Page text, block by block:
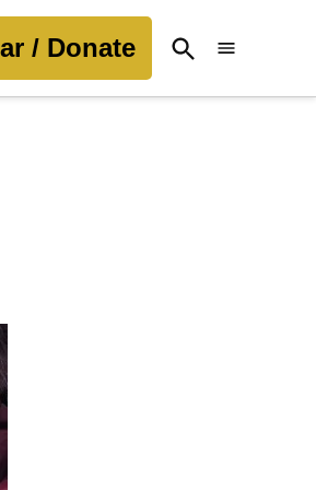
/ Donate
Open
Search